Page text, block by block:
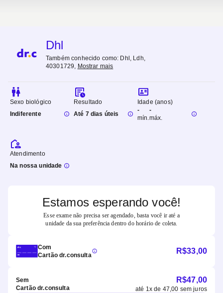
Dhl
Também conhecido como: Dhl, Ldh,
40301729, Mostrar mais
Sexo biológico
Indiferente
Resultado
Até 7 dias úteis
Idade (anos)
-
mín.
-
máx.
Atendimento
Na nossa unidade
Estamos esperando você!
Esse exame não precisa ser agendado, basta você ir até a
unidade da sua preferência dentro do horário de coleta.
Com
Cartão dr.consulta
R$33,00
Sem
Cartão dr.consulta
R$47,00
até 1x de 47,00 sem juros